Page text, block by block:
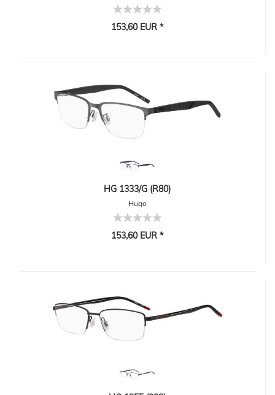
153,60 EUR *
HG 1333/G (R80)
Hugo
153,60 EUR *